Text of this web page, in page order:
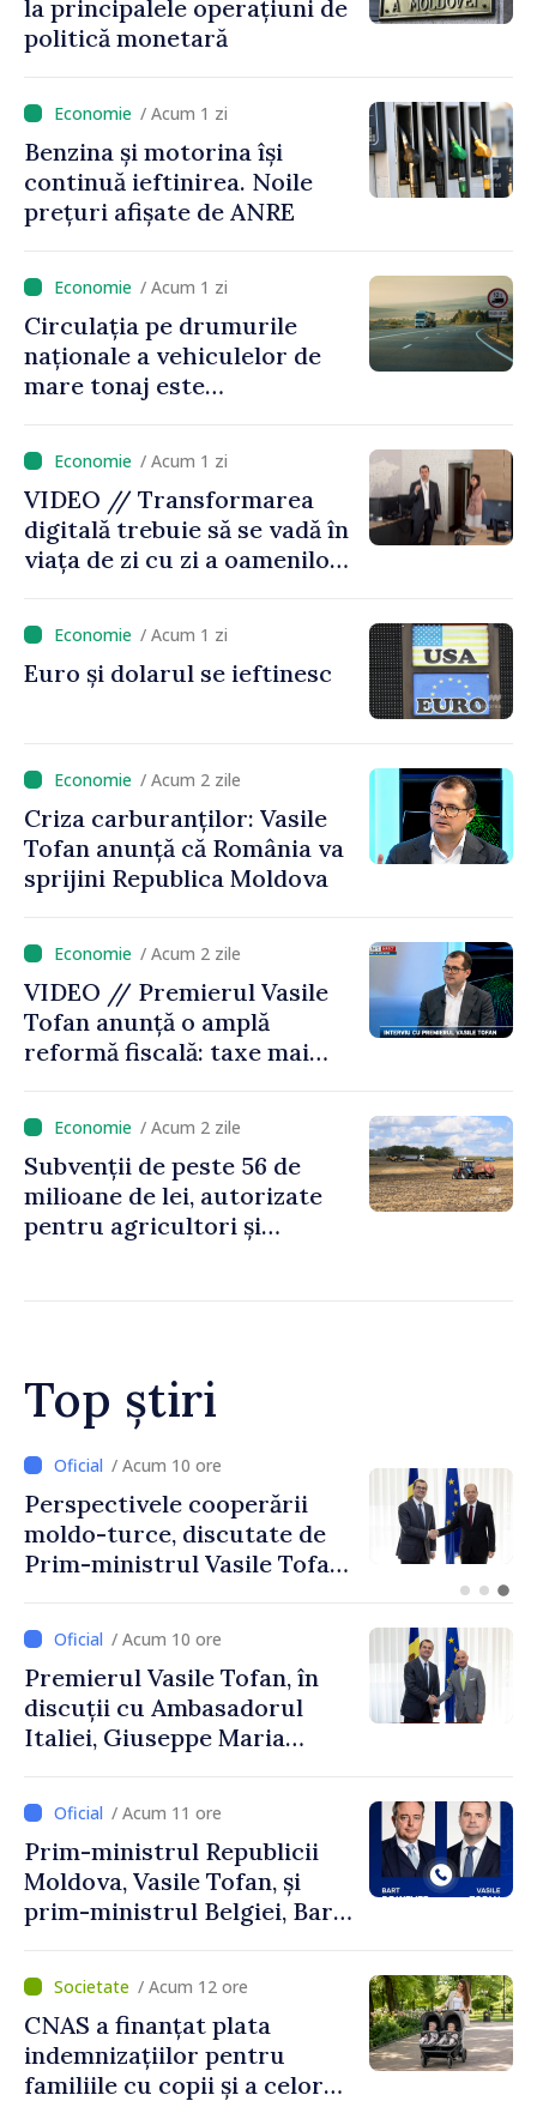
la principalele operațiuni de
politică monetară
/ Acum 1 zi
Benzina și motorina își
continuă ieftinirea. Noile
prețuri afișate de ANRE
/ Acum 1 zi
Circulația pe drumurile
naționale a vehiculelor de
mare tonaj este
caniculă
/ Acum 1 zi
VIDEO // Transformarea
digitală trebuie să se vadă în
viața de zi cu zi a oamenilor
funcționează economia:
premierul Vasile Tofan, în
vizită la AGE
/ Acum 1 zi
Euro și dolarul se ieftinesc
/ Acum 2 zile
Criza carburanților: Vasile
Tofan anunță că România va
sprijini Republica Moldova
/ Acum 2 zile
VIDEO // Premierul Vasile
Tofan anunță o amplă
reformă fiscală: taxe mai
mari pentru bănci, tutun și
jocurile de noroc
/ Acum 2 zile
Subvenții de peste 56 de
milioane de lei, autorizate
pentru agricultori și
Top știri
/ Acum 7 ore
Forumul Diasporei //
Republica Moldova,
promovată în Elveția prin
/ Acum 10 ore
Premierul Vasile Tofan, în
discuții cu Ambasadorul
Italiei, Giuseppe Maria
/ Acum 11 ore
Prim-ministrul Republicii
Moldova, Vasile Tofan, și
prim-ministrul Belgiei, Bart
despre parcursul european
al Republicii Moldova.
/ Acum 12 ore
CNAS a finanțat plata
indemnizațiilor pentru
familiile cu copii și a celor